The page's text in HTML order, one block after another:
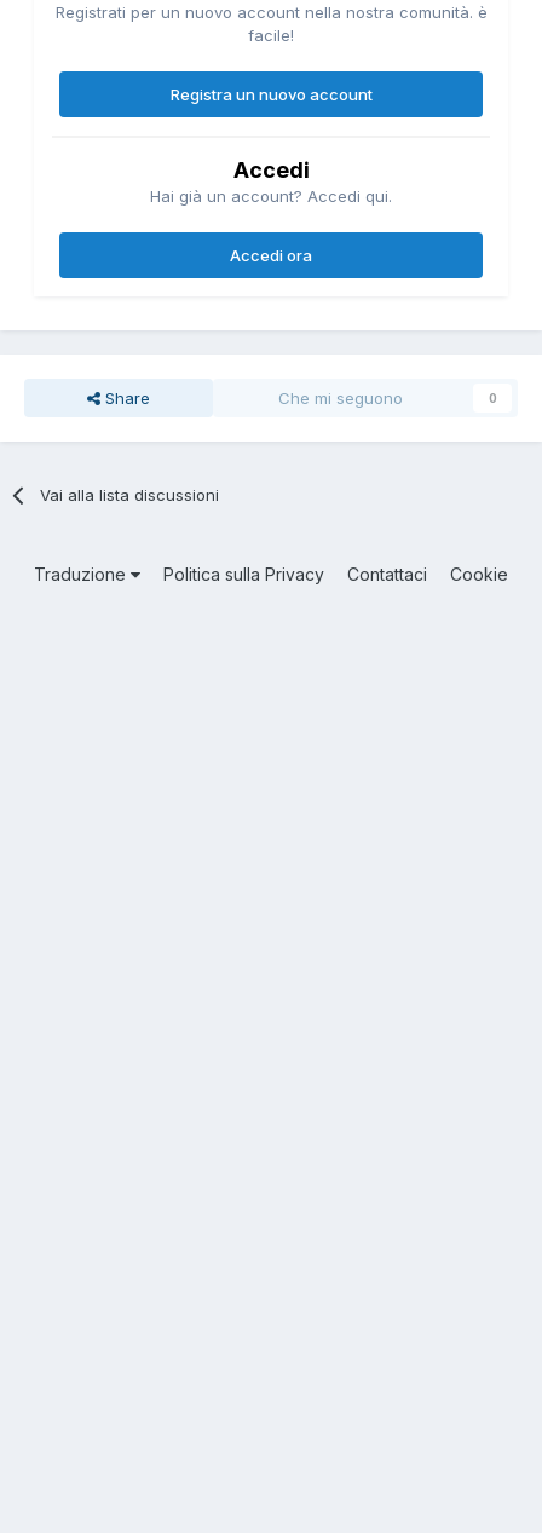
Registrati per un nuovo account nella nostra comunità. è
facile!
Registra un nuovo account
Accedi
Hai già un account? Accedi qui.
Accedi ora
Share Che mi seguono 0
Vai alla lista discussioni
Traduzione Politica sulla Privacy Contattaci Cookie